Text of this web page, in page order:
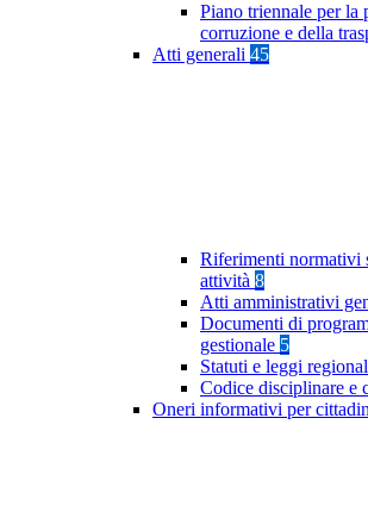
Piano triennale per la
corruzione e della
Atti generali 45
Riferimenti normativi
attività 8
Atti amministrativi
Documenti di
gestionale 5
Statuti e leggi
Codice disciplinare e
Oneri informativi per